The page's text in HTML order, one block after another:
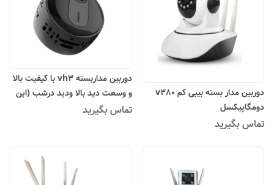
دوربین مدار بسته بیبی کم v380
دومگاپیکسل
تماس بگیرید
دوربین مداربسته vh3 با کیفیت بالا
و وسعت دید بالا ودید درشب (این
نمونه بدون ضبط صدا هست)
تماس بگیرید